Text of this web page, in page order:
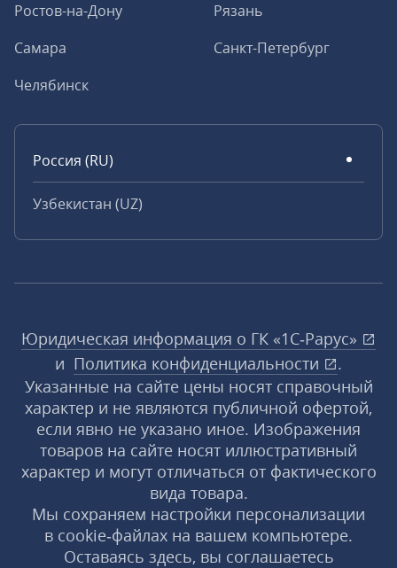
Ростов-на-Дону
Рязань
Самара
Санкт-Петербург
Челябинск
Россия (RU)
Узбекистан (UZ)
Юридическая информация о ГК «1С‑Рарус»
и Политика конфиденциальности
.
Указанные на сайте цены носят справочный
характер и не являются публичной офертой,
если явно не указано иное. Изображения
товаров на сайте носят иллюстративный
характер и могут отличаться от фактического
вида товара.
Мы сохраняем настройки персонализации
в cookie‑файлах на вашем компьютере.
Оставаясь здесь, вы соглашаетесь